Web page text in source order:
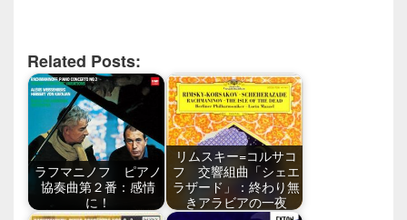
Related Posts:
ラフマニノフ ピアノ
協奏曲第２番：感情
に！
リムスキー=コルサコ
フ 交響組曲「シェエ
ラザード」：終わり無
きアラビアの一夜